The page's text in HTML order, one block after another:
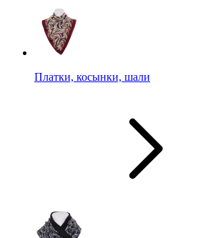
Платки, косынки, шали